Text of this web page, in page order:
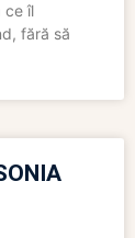
ce îl
fără să